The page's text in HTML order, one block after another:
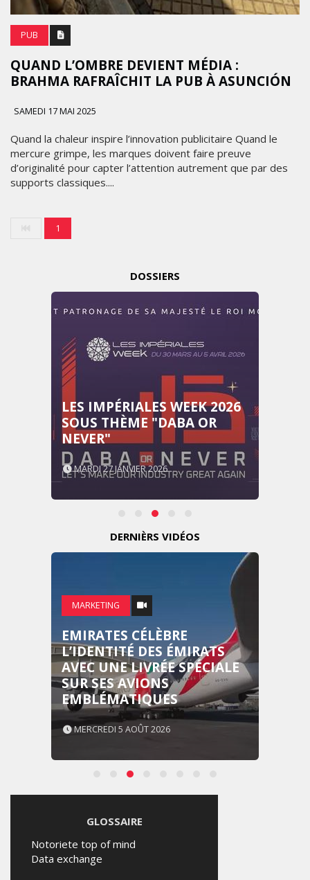
PUB
QUAND L’OMBRE DEVIENT MÉDIA :
BRAHMA RAFRAÎCHIT LA PUB À ASUNCIÓN
SAMEDI 17 MAI 2025
Quand la chaleur inspire l’innovation publicitaire Quand le
mercure grimpe, les marques doivent faire preuve
d’originalité pour capter l’attention autrement que par des
supports classiques....
1
DOSSIERS
LES IMPÉRIALES WEEK 2026
SOUS THÈME "DABA OR
NEVER"
MARDI 27 JANVIER 2026
DERNIÈRS VIDÉOS
MARKETING
EMIRATES CÉLÈBRE
L’IDENTITÉ DES ÉMIRATS
AVEC UNE LIVRÉE SPÉCIALE
SUR SES AVIONS
EMBLÉMATIQUES
MERCREDI 5 AOÛT 2026
GLOSSAIRE
Notoriete top of mind
Data exchange